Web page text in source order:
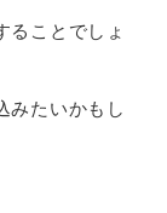
ることでしょ
みたいかもし